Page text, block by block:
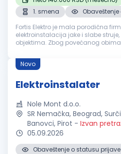
1. smena
Fortis Elektro je mala porodična
elektroinstalacija jake i slabe
objektima. Zbog povećanog
polaganje k...
Novo
Elektroinstalater
Nole Mont d.o.o.
SR Nemačka, Beograd,
Banovci, Pirot - Izvan
05.09.2026
Obaveštenje o statusu prijave